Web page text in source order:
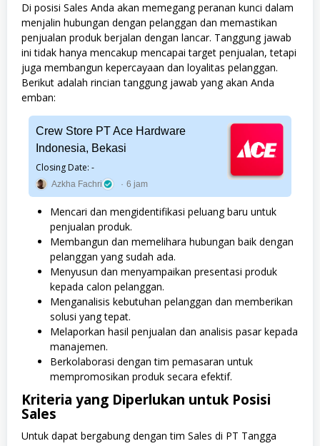
Di posisi Sales Anda akan memegang peranan kunci dalam
menjalin hubungan dengan pelanggan dan memastikan
penjualan produk berjalan dengan lancar. Tanggung jawab
ini tidak hanya mencakup mencapai target penjualan, tetapi
juga membangun kepercayaan dan loyalitas pelanggan.
Berikut adalah rincian tanggung jawab yang akan Anda
emban:
Crew Store PT Ace Hardware
Indonesia, Bekasi
Closing Date: -
Azkha Fachri 6 jam
Mencari dan mengidentifikasi peluang baru untuk
penjualan produk.
Membangun dan memelihara hubungan baik dengan
pelanggan yang sudah ada.
Menyusun dan menyampaikan presentasi produk
kepada calon pelanggan.
Menganalisis kebutuhan pelanggan dan memberikan
solusi yang tepat.
Melaporkan hasil penjualan dan analisis pasar kepada
manajemen.
Berkolaborasi dengan tim pemasaran untuk
mempromosikan produk secara efektif.
Kriteria yang Diperlukan untuk Posisi
Sales
Untuk dapat bergabung dengan tim Sales di PT Tangga